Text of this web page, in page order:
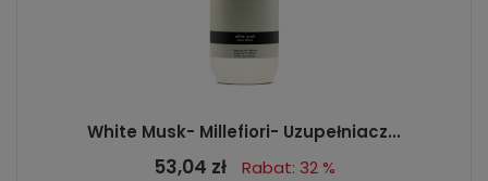
White Musk- Millefiori- Uzupełniacz...
53,04 zł Rabat: 32 %